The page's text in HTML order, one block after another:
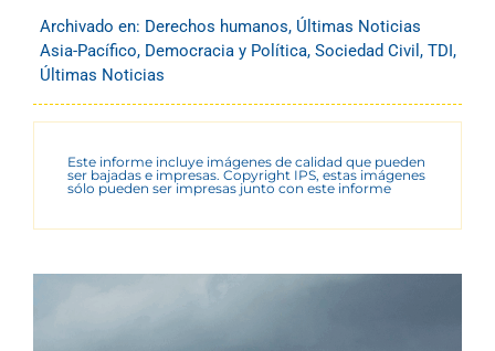
Archivado en: Derechos humanos, Últimas Noticias
Asia-Pacífico, Democracia y Política, Sociedad Civil , TDI,
Últimas Noticias
Este informe incluye imágenes de calidad que pueden
ser bajadas e impresas. Copyright IPS, estas imágenes
sólo pueden ser impresas junto con este informe